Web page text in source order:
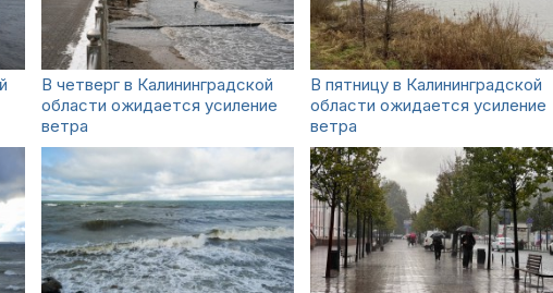
В четверг в Калининградской
области ожидается усиление
ветра
В пятницу в Калининградской
области ожидается усиление
ветра